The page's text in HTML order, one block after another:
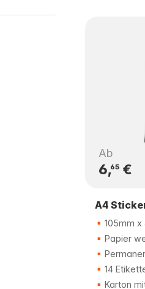
Ab
6,65€
A4
105mm x
Papier
14
Karton